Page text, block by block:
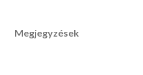
Megjegyzések